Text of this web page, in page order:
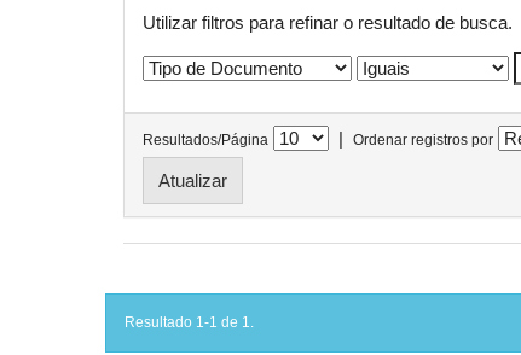
Utilizar filtros para refinar o resultado de busca.
Resultados/Página | Ordenar registros por
Resultado 1-1 de 1.